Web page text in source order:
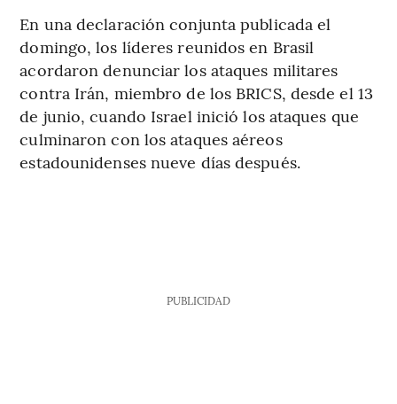
En una declaración conjunta publicada el
domingo, los líderes reunidos en Brasil
acordaron denunciar los ataques militares
contra Irán, miembro de los BRICS, desde el 13
de junio, cuando Israel inició los ataques que
culminaron con los ataques aéreos
estadounidenses nueve días después.
PUBLICIDAD